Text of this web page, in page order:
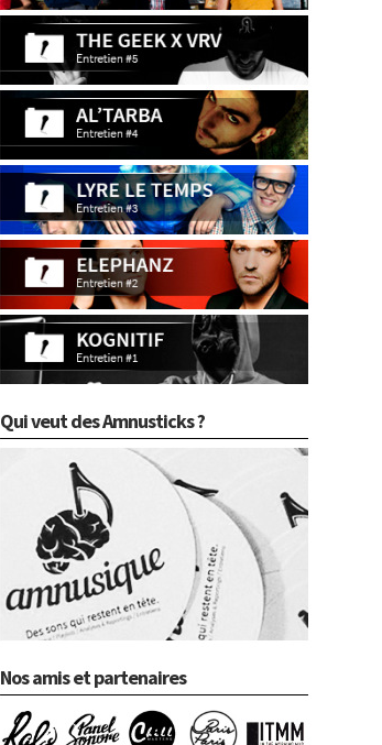
Qui veut des Amnusticks ?
Nos amis et partenaires